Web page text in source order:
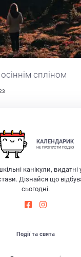
спліном
КАЛЕНДАРИК
НЕ ПРОПУСТИ ПОДІЮ
канікули, видатні
Дізнайся що
сьогодні.
Події та свята